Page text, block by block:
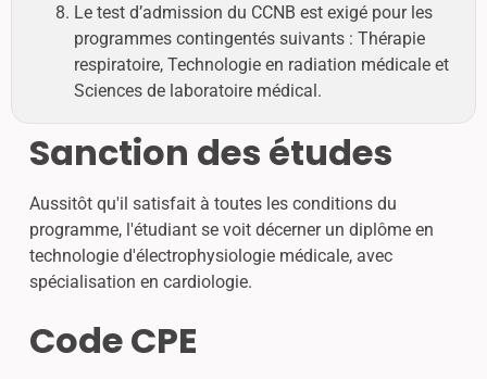
Le test d’admission du CCNB est exigé pour les
programmes contingentés suivants : Thérapie
respiratoire, Technologie en radiation médicale et
Sciences de laboratoire médical.
Sanction des études
Aussitôt qu'il satisfait à toutes les conditions du
programme, l'étudiant se voit décerner un diplôme en
technologie d'électrophysiologie médicale, avec
spécialisation en cardiologie.
Code CPE